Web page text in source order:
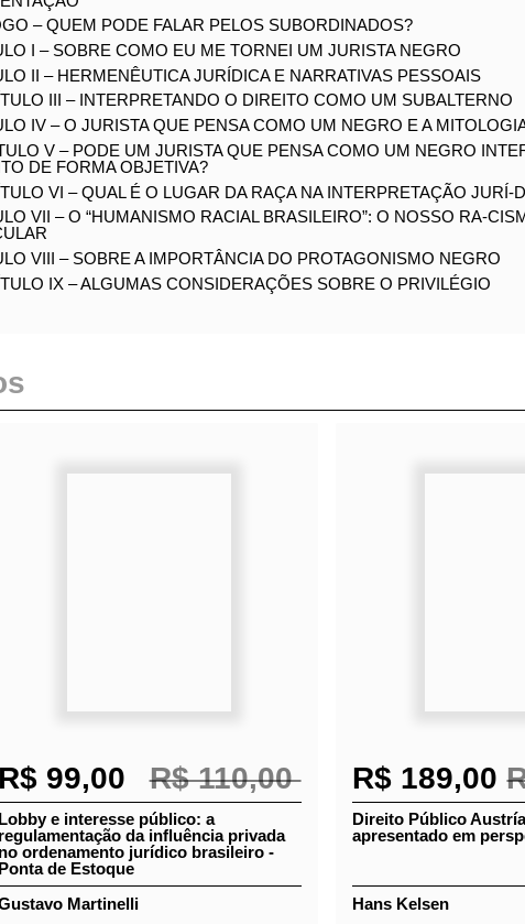
- Fabio Francisco Esteves
- Guilherme de Azevedo
AUTOR À SEGUNDA EDIÇÃO
– QUEM PODE FALAR PELOS SUBORDINADOS?
I – SOBRE COMO EU ME TORNEI UM JURISTA NEGRO
II – HERMENÊUTICA JURÍDICA E NARRATIVAS PESSOAIS
III – INTERPRETANDO O DIREITO COMO UM SUBALTERNO
IV – O JURISTA QUE PENSA COMO UM NEGRO E A
V – PODE UM JURISTA QUE PENSA COMO UM NEGRO
DE FORMA OBJETIVA?
VIII – SOBRE A IMPORTÂNCIA DO PROTAGONISMO NEGRO
IX – ALGUMAS CONSIDERAÇÕES SOBRE O PRIVILÉGIO
99,00 R$ 110,00 R$ 189,00